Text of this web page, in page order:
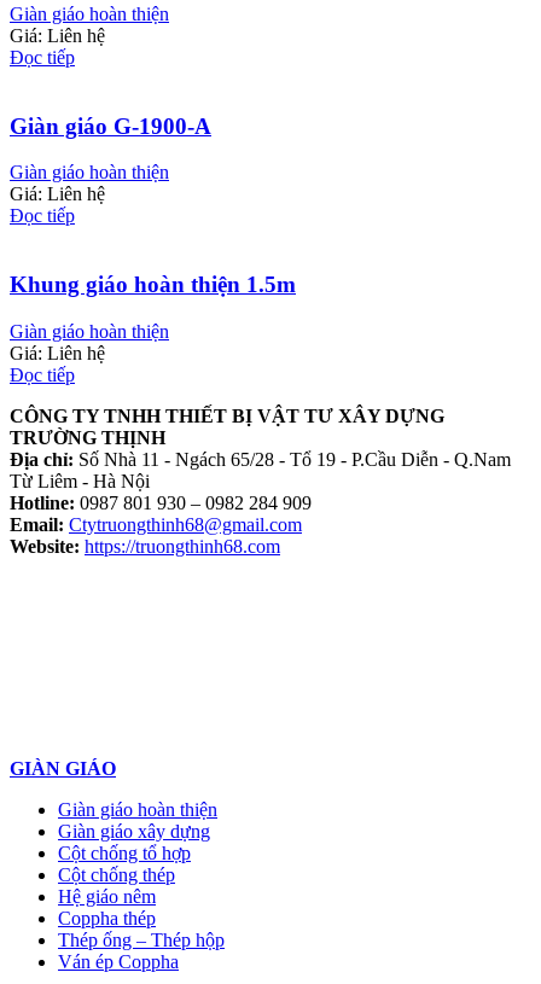
Giàn giáo hoàn thiện
Giá: Liên hệ
Đọc tiếp
Giàn giáo G-1900-A
Giàn giáo hoàn thiện
Giá: Liên hệ
Đọc tiếp
Khung giáo hoàn thiện 1.5m
Giàn giáo hoàn thiện
Giá: Liên hệ
Đọc tiếp
CÔNG TY TNHH THIẾT BỊ VẬT TƯ XÂY DỰNG
TRƯỜNG THỊNH
Địa chỉ: Số Nhà 11 - Ngách 65/28 - Tổ 19 - P.Cầu Diễn - Q.Nam
Từ Liêm - Hà Nội
Hotline: 0987 801 930 – 0982 284 909
Email: Ctytruongthinh68@gmail.com
Website: https://truongthinh68.com
GIÀN GIÁO
Giàn giáo hoàn thiện
Giàn giáo xây dựng
Cột chống tổ hợp
Cột chống thép
Hệ giáo nêm
Coppha thép
Thép ống – Thép hộp
Ván ép Coppha